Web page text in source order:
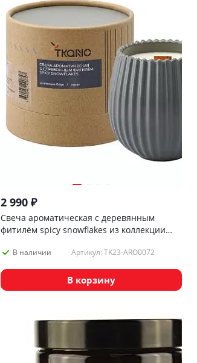
2 990 ₽
Свеча ароматическая с деревянным
фитилём spicy snowflakes из коллекции
В наличии Артикул: TK23-ARO0072
В корзину